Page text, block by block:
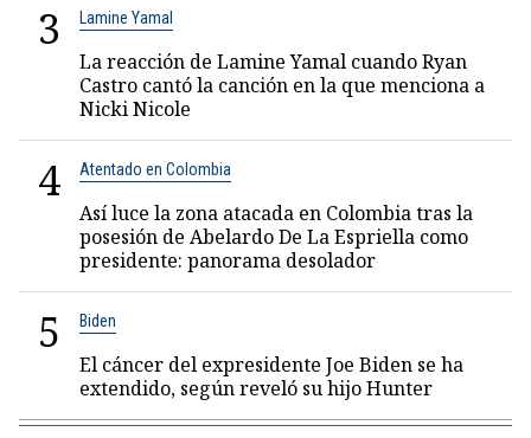
3 Lamine Yamal
La reacción de Lamine Yamal cuando Ryan
Castro cantó la canción en la que menciona a
Nicki Nicole
4 Atentado en Colombia
Así luce la zona atacada en Colombia tras la
posesión de Abelardo De La Espriella como
presidente: panorama desolador
5 Biden
El cáncer del expresidente Joe Biden se ha
extendido, según reveló su hijo Hunter